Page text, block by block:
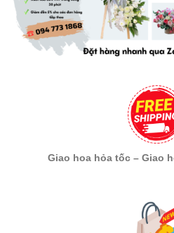
Giao hoa hỏa tốc – Giao